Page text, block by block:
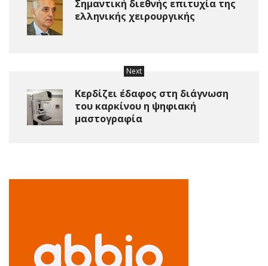
Σημαντική διεθνής επιτυχία της
ελληνικής χειρουργικής
Next
Κερδίζει έδαφος στη διάγνωση
του καρκίνου η ψηφιακή
μαστογραφία